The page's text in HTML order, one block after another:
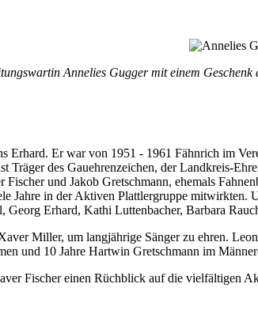
Annelies Gugger mit einem
Erhard. Er war von 1951 - 1961 Fähnrich im
Träger des Gauehrenzeichen, der Landkreis-
und Jakob Gretschmann, ehemals
Jahre in der Aktiven Plattlergruppe
Erhard, Kathi Luttenbacher, Barbara
Miller, um langjährige Sänger zu ehren.
und 10 Jahre Hartwin Gretschmann im
Fischer einen Rüchblick auf die vielfältigen